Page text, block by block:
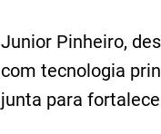
Junior Pinheiro,
com tecnologia
junta para